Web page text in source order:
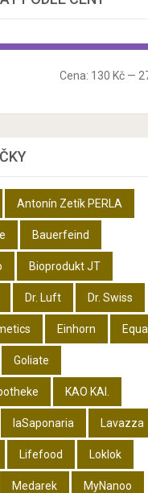
Cena: 130 Kč—
Antonín Zetík PERLA
Bauerfeind
Bioprodukt JT
Dr. Luft Dr. Swiss
Einhorn Equa
Goliate
KAO KAI.
laSaponaria Lavazza
Lifefood Loklok
Medarek MyNanoo